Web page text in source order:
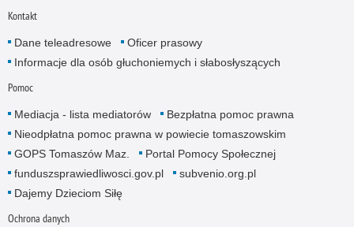
Kontakt
Dane teleadresowe
Oficer prasowy
Informacje dla osób głuchoniemych i słabosłyszących
Pomoc
Mediacja - lista mediatorów
Bezpłatna pomoc prawna
Nieodpłatna pomoc prawna w powiecie tomaszowskim
GOPS Tomaszów Maz.
Portal Pomocy Społecznej
funduszsprawiedliwosci.gov.pl
subvenio.org.pl
Dajemy Dzieciom Siłę
Ochrona danych